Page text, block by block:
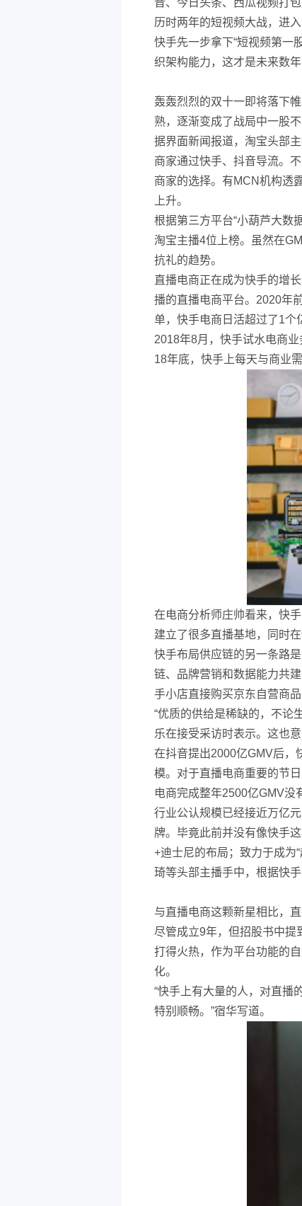
音、今日头条、西瓜视频打包
历时两年的短视频大战，进入
快手先一步拿下“短视频第一
织架构能力，这才是未来数
轰轰烈烈的双十一即将落下
熟，逐渐变成了战局中一股不
据界面新闻报道，淘宝头部
商家通过快手、抖音导流。
商家的选择。有MCN机构透
上升。
根据第三方平台“小葫芦大数
淘宝主播4位上榜。虽然在
抗礼的趋势。
直播电商正在成为快手的增
播的直播电商平台。2020年
单，快手电商日活超过了1个
2018年8月，快手试水电商
18年底，快手上每天与商业
在电商分析师庄帅看来，快
建立了很多直播基地，同时
快手布局供应链的另一条路
链、品牌营销和数据能力共
手小店直接购买京东自营商
“优质的供给是稀缺的，不论
乐在接受采访时表示。这也
在抖音提出2000亿GMV后，
模。对于直播电商重要的节
电商完成整年2500亿GMV没
行业公认规模已经接近万亿
牌。毕竟此前并没有像快手
+迪士尼的布局；致力于成为
琦等头部主播手中，根据快
与直播电商这颗新星相比，
尽管成立9年，但招股书中提
打得火热，作为平台功能的
化。
“快手上有大量的人，对直播
特别顺畅。”宿华写道。